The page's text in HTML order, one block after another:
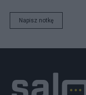
Napisz notkę